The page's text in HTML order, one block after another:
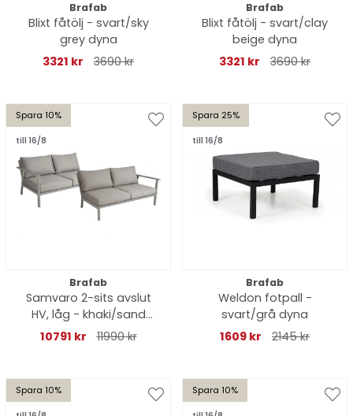
Brafab
Blixt fåtölj - svart/sky
grey dyna
3321 kr
3690 kr
Brafab
Blixt fåtölj - svart/clay
beige dyna
3321 kr
3690 kr
Spara 10%
till 16/8
Brafab
Samvaro 2-sits avslut
HV, låg - khaki/sand
dyna
10791 kr 11990 kr
Spara 25%
till 16/8
Brafab
Weldon fotpall -
svart/grå dyna
1609 kr
2145 kr
Spara 10% Spara 10%